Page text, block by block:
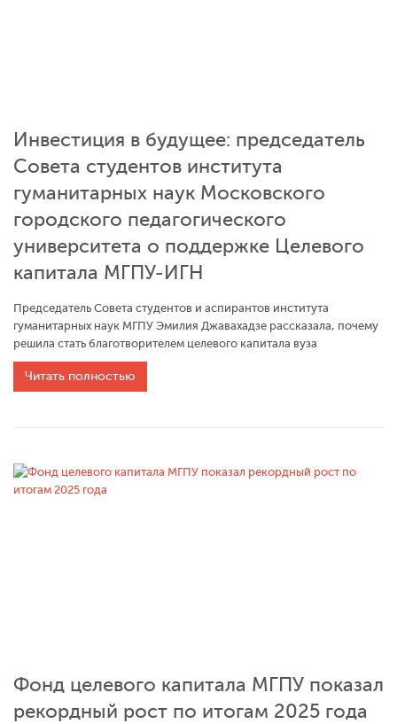
Инвестиция в будущее: председатель
Совета студентов института
гуманитарных наук Московского
городского педагогического
университета о поддержке Целевого
капитала МГПУ-ИГН
Председатель Совета студентов и аспирантов института
гуманитарных наук МГПУ Эмилия Джавахадзе рассказала, почему
решила стать благотворителем целевого капитала вуза
Читать полностью
Фонд целевого капитала МГПУ показал
рекордный рост по итогам 2025 года